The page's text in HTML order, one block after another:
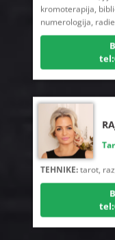
numerologija,
TEHNIKE:tarot,